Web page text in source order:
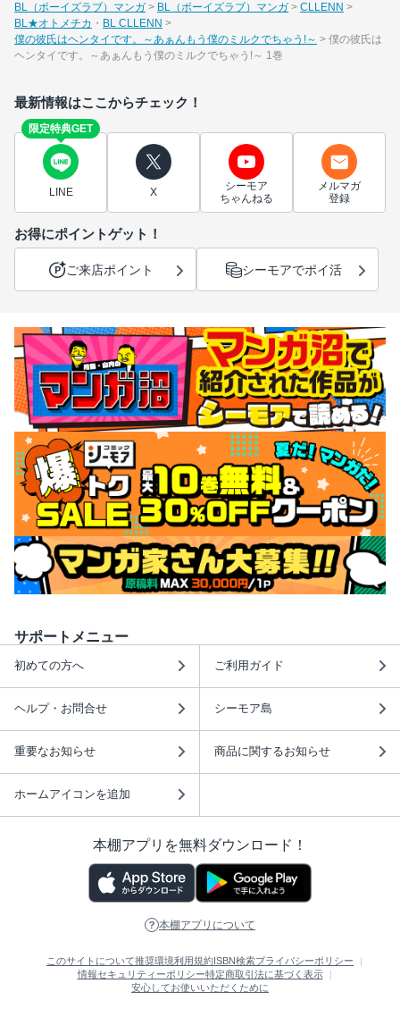
BL（ボーイズラブ）マンガ
BL（ボーイズラブ）マンガ
CLLENN
BL★オトメチカ
BL CLLENN
僕の彼氏はヘンタイです。～あぁんもう僕のミルクでちゃう!～
僕の彼氏は
ヘンタイです。～あぁんもう僕のミルクでちゃう!～ 1巻
最新情報はここからチェック！
限定特典GET
LINE X
シーモア
ちゃんねる
メルマガ
登録
お得にポイントゲット！
ご来店ポイント シーモアでポイ活
サポートメニュー
初めての方へ ご利用ガイド
ヘルプ・お問合せ シーモア島
重要なお知らせ 商品に関するお知らせ
ホームアイコンを追加
本棚アプリを無料ダウンロード！
本棚アプリについて
このサイトについて推奨環境利用規約 ISBN検索プライバシーポリシー
情報セキュリティーポリシー特定商取引法に基づく表示
安心してお使いいただくために